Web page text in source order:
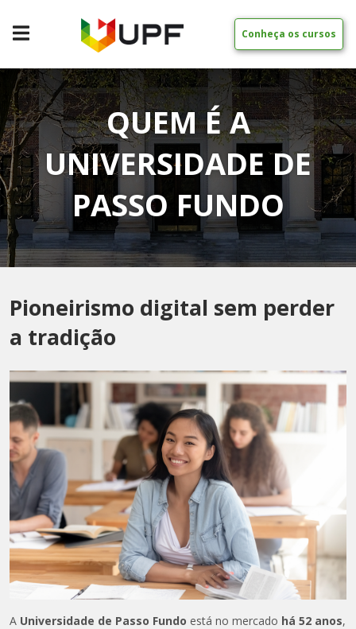
Conheça os cursos
QUEM É A
UNIVERSIDADE DE
PASSO FUNDO
Pioneirismo digital sem perder
a tradição
A Universidade de Passo Fundo está no mercado há 52 anos,